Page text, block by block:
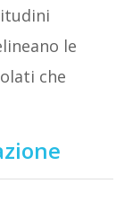
le
che